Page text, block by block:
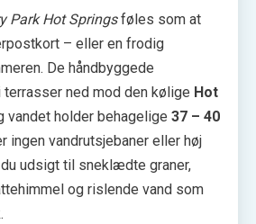
Park Hot Springsføles som at
– eller en frodig
De håndbyggede
ned mod den kølige Hot
vandet holder behagelige 37 – 40
ingen vandrutsjebaner eller høj
udsigt til sneklædte graner,
og rislende vand som